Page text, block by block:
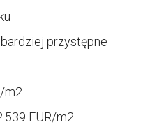
przystępne
m2
EUR/m2